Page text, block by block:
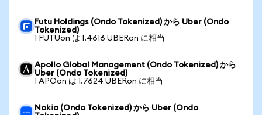
Futu Holdings (Ondo Tokenized) から Uber (Ondo
Tokenized)
1 FUTUon は 1.4616 UBERon に相当
Apollo Global Management (Ondo Tokenized) から
Uber (Ondo Tokenized)
1 APOon は 1.7624 UBERon に相当
Nokia (Ondo Tokenized) から Uber (Ondo